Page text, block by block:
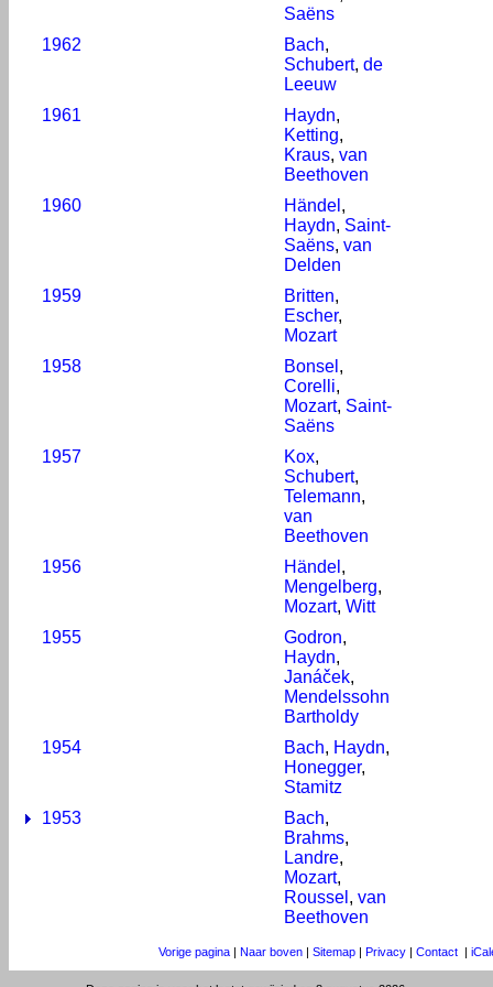
Saëns
1962
Bach,
Schubert, de
Leeuw
1961
Haydn,
Ketting,
Kraus, van
Beethoven
1960
Händel ,
Haydn, Saint-
Saëns, van
Delden
1959
Britten,
Escher,
Mozart
1958
Bonsel ,
Corelli,
Mozart, Saint-
Saëns
1957
Kox,
Schubert,
Telemann,
van
Beethoven
1956
Händel ,
Mengelberg,
Mozart, Witt
1955
Godron,
Haydn,
Janáček,
Mendelssohn
Bartholdy
1954
Bach, Haydn,
Honegger,
Stamitz
1953
Bach,
Brahms,
Landre,
Mozart,
Roussel , van
Beethoven
Vorige pagina | Naar boven | Sitemap | Privacy | Contact |